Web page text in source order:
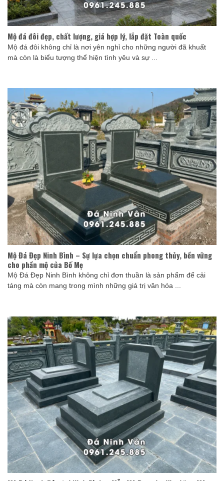
Mộ đá đôi đẹp, chất lượng, giá hợp lý, lắp đặt Toàn quốc
Mộ đá đôi không chỉ là nơi yên nghỉ cho những người đã khuất
mà còn là biểu tượng thể hiện tình yêu và sự ...
Mộ Đá Đẹp Ninh Bình – Sự lựa chọn chuẩn phong thủy, bền vững
cho phần mộ của Bố Mẹ
Mộ Đá Đẹp Ninh Bình không chỉ đơn thuần là sản phẩm để cải
táng mà còn mang trong mình những giá trị văn hóa ...